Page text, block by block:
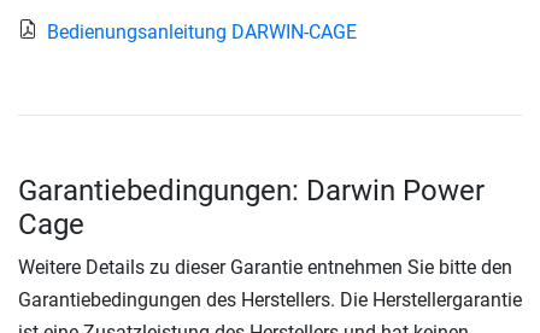
Bedienungsanleitung DARWIN-CAGE
Garantiebedingungen: Darwin Power
Cage
Weitere Details zu dieser Garantie entnehmen Sie bitte den
Garantiebedingungen des Herstellers. Die Herstellergarantie